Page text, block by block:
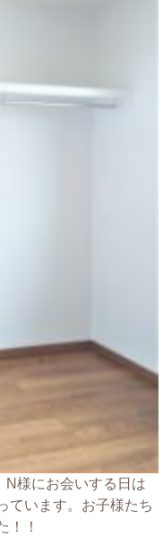
N様にお会いする日は
ています。お子様たち
！！